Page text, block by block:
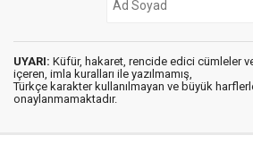
UYARI: Küfür, hakaret, rencide edici cümleler
içeren, imla kuralları ile yazılmamış,
Türkçe karakter kullanılmayan ve büyük
onaylanmamaktadır.